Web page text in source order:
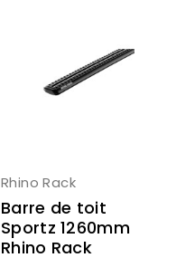
Rhino Rack
Barre de toit
Sportz 1260mm
Rhino Rack